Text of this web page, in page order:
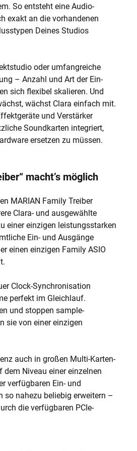
So entsteht eine Audio-
exakt an die vorhandenen
Deines Studios
oder umfangreiche
– Anzahl und Art der Ein-
sich flexibel skalieren. Und
wächst Clara einfach mit.
und Verstärker
Soundkarten integriert,
ersetzen zu müssen.
macht’s möglich
MARIAN Family Treiber
Clara- und ausgewählte
einer einzigen leistungsstarken
Ein- und Ausgänge
einen einzigen Family ASIO
Clock-Synchronisation
perfekt im Gleichlauf.
und stoppen sample-
sie von einer einzigen
auch in großen Multi-Karten-
Niveau einer einzelnen
verfügbaren Ein- und
so nahezu beliebig erweitern –
die verfügbaren PCIe-